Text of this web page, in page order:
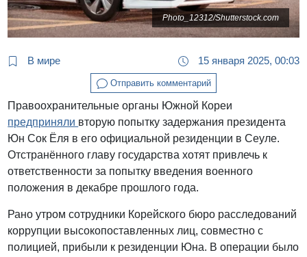
Photo_12312/Shutterstock.com
В мире 15 января 2025, 00:03
Отправить комментарий
Правоохранительные органы Южной Кореи
предприняли вторую попытку задержания президента
Юн Сок Ёля в его официальной резиденции в Сеуле.
Отстранённого главу государства хотят привлечь к
ответственности за попытку введения военного
положения в декабре прошлого года.
Рано утром сотрудники Корейского бюро расследований
коррупции высокопоставленных лиц, совместно с
полицией, прибыли к резиденции Юна. В операции было